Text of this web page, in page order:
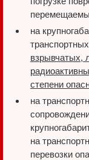
на
взрывчатых,
степени
на
на
перевозки